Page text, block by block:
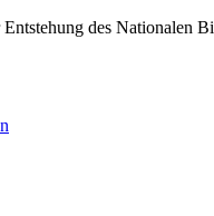
des Nationalen